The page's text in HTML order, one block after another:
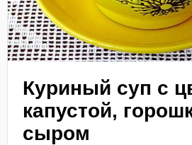
Куриный суп с
капустой,
сыром